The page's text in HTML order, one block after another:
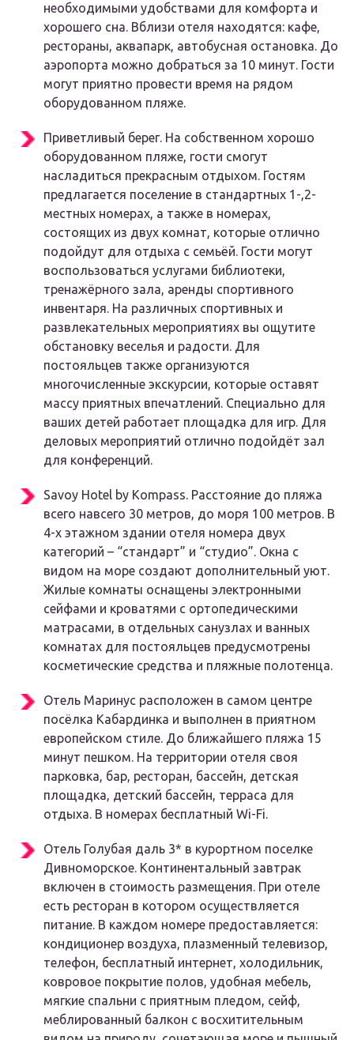
необходимыми удобствами для комфорта и
хорошего сна. Вблизи отеля находятся: кафе,
рестораны, аквапарк, автобусная остановка. До
аэропорта можно добраться за 10 минут. Гости
могут приятно провести время на рядом
оборудованном пляже.
Приветливый берег. На собственном хорошо
оборудованном пляже, гости смогут
насладиться прекрасным отдыхом. Гостям
предлагается поселение в стандартных 1-,2-
местных номерах, а также в номерах,
состоящих из двух комнат, которые отлично
подойдут для отдыха с семьёй. Гости могут
воспользоваться услугами библиотеки,
тренажёрного зала, аренды спортивного
инвентаря. На различных спортивных и
развлекательных мероприятиях вы ощутите
обстановку веселья и радости. Для
постояльцев также организуются
многочисленные экскурсии, которые оставят
массу приятных впечатлений. Специально для
ваших детей работает площадка для игр. Для
деловых мероприятий отлично подойдёт зал
для конференций.
Savoy Hotel by Kompass. Расстояние до пляжа
всего навсего 30 метров, до моря 100 метров. В
4-х этажном здании отеля номера двух
категорий – “стандарт” и “студио”. Окна с
видом на море создают дополнительный уют.
Жилые комнаты оснащены электронными
сейфами и кроватями с ортопедическими
матрасами, в отдельных санузлах и ванных
комнатах для постояльцев предусмотрены
косметические средства и пляжные полотенца.
Отель Маринус расположен в самом центре
посёлка Кабардинка и выполнен в приятном
европейском стиле. До ближайшего пляжа 15
минут пешком. На территории отеля своя
парковка, бар, ресторан, бассейн, детская
площадка, детский бассейн, терраса для
отдыха. В номерах бесплатный Wi-Fi.
Отель Голубая даль 3* в курортном поселке
Дивноморское. Континентальный завтрак
включен в стоимость размещения. При отеле
есть ресторан в котором осуществляется
питание. В каждом номере предоставляется:
кондиционер воздуха, плазменный телевизор,
телефон, бесплатный интернет, холодильник,
ковровое покрытие полов, удобная мебель,
мягкие спальни с приятным пледом, сейф,
меблированный балкон с восхитительным